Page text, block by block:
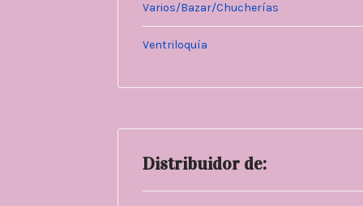
Varios/Bazar/Chucherías
Ventriloquía
Distribuidor de: